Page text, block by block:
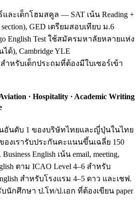
ละเด็กโฮมสคูล — SAT เน้น Reading +
section), GED เตรียมสอบเทียบ ม.6
English Test ใช้สมัครมหาลัยหลายแห่ง
), Cambridge YLE
สำหรับเด็กประถมที่ต้องมีใบเซอร์เข้า
· Hospitality · Academic Writing
นอันดับ 1 ของบริษัทไทยและญี่ปุ่นในไทย
องเรารับประกันคะแนนขึ้นเฉลี่ย 150
English เน้น email, meeting,
ตาม ICAO Level 4–6 สำหรับ
สำหรับโรงแรม 4–5 ดาว และเชฟ.
บนักศึกษา ป.โท/ป.เอก ที่ต้องเขียน paper